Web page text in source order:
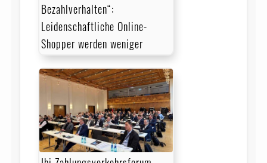
Bezahlverhalten“:
Leidenschaftliche Online-
Shopper werden weniger